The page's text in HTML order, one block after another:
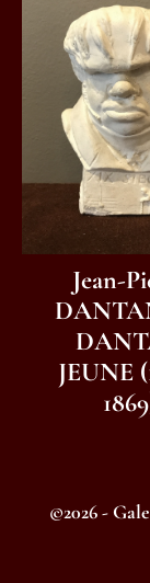
Jean-
JEUNE
©2026 -